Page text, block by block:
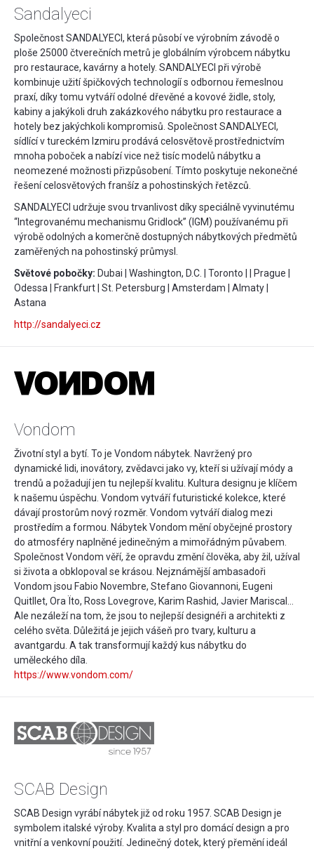
Sandalyeci
Společnost SANDALYECI, která působí ve výrobním závodě o
ploše 25000 čtverečních metrů je globálním výrobcem nábytku
pro restaurace, kavárny a hotely. SANDALYECI při výrobě
kombinuje užití špičkových technologíí s odbornou řemeslnou
praxí, díky tomu vytváří odolné dřevěné a kovové židle, stoly,
kabiny a jakýkoli druh zakázkového nábytku pro restaurace a
hotely bez jakýchkoli kompromisů. Společnost SANDALYECI,
sídlící v tureckém Izmiru prodává celosvětově prostřednictvím
mnoha poboček a nabízí vice než tisíc modelů nábytku a
neomezené možnosti přizpůsobení. Tímto poskytuje nekonečné
řešení celosvětových franšíz a pohostinských řetězců.
SANDALYECI udržuje svou trvanlivost díky speciálně vyvinutému
“Integrovanému mechanismu Gridlock” (IGM) používanému při
výrobě odolných a komerčně dostupných nábytkových předmětů
zaměřených na pohostinský průmysl.
Světové pobočky: Dubai | Washington, D.C. | Toronto | | Prague |
Odessa | Frankfurt | St. Petersburg | Amsterdam | Almaty |
Astana
http://sandalyeci.cz
Vondom
Životní styl a bytí. To je Vondom nábytek. Navržený pro
dynamické lidi, inovátory, zvědavci jako vy, kteří si užívají módy a
trendů a požadují jen tu nejlepší kvalitu. Kultura designu je klíčem
k našemu úspěchu. Vondom vytváří futuristické kolekce, které
dávají prostorům nový rozměr. Vondom vytváří dialog mezi
prostředím a formou. Nábytek Vondom mění obyčejné prostory
do atmosféry naplněné jedinečným a mimořádným půvabem.
Společnost Vondom věří, že opravdu změní člověka, aby žil, užíval
si života a obklopoval se krásou. Nejznámější ambasadoři
Vondom jsou Fabio Novembre, Stefano Giovannoni, Eugeni
Quitllet, Ora Ïto, Ross Lovegrove, Karim Rashid, Javier Mariscal…
Ale nezáleží na tom, že jsou to nejlepší designéři a architekti z
celého světa. Důležitá je jejich vášeň pro tvary, kulturu a
avantgardu. A tak transformují každý kus nábytku do
uměleckého díla.
https://www.vondom.com/
SCAB Design
SCAB Design vyrábí nábytek již od roku 1957. SCAB Design je
symbolem italské výroby. Kvalita a styl pro domácí design a pro
vnitřní a venkovní použití. Jedinečný dotek, který přemění ideál